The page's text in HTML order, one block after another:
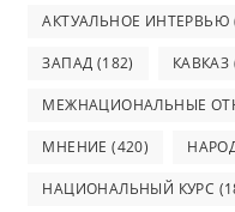
АКТУАЛЬНОЕ ИНТЕРВЬЮ
ЗАПАД (182) КАВКАЗ
МЕЖНАЦИОНАЛЬНЫЕ
МНЕНИЕ (420)
НАЦИОНАЛЬНЫЙ КУРС